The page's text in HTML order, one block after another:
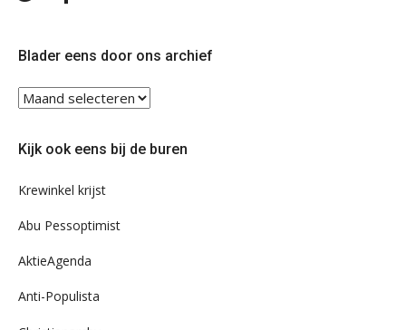
Blader eens door ons archief
Blader
eens
ons
Kijk ook eens bij de buren
Krewinkel krijst
Abu Pessoptimist
AktieAgenda
Anti-Populista